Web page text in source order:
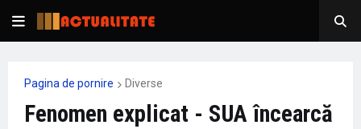
Pagina de pornire Diverse
Fenomen explicat - SUA încearcă